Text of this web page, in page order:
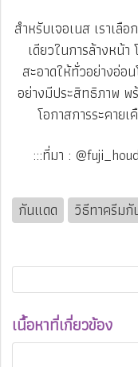
สำหรับเจอเนส เราเลื
เดียวในการล้างหน้
สะอาดให้ทั่วอย่างอ่อ
อย่างมีประสิทธิภาพ พ
โอกาสการระคาย
:::ที่มา :
กันแดด วิธีทาครีม
เนื้อหาที่เกี่ยวข้อง